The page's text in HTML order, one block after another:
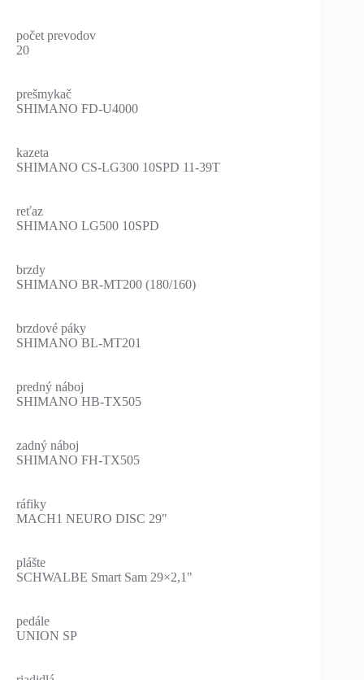
počet prevodov
20
prešmykač
SHIMANO FD-U4000
kazeta
SHIMANO CS-LG300 10SPD 11-39T
reťaz
SHIMANO LG500 10SPD
brzdy
SHIMANO BR-MT200 (180/160)
brzdové páky
SHIMANO BL-MT201
predný náboj
SHIMANO HB-TX505
zadný náboj
SHIMANO FH-TX505
ráfiky
MACH1 NEURO DISC 29"
plášte
SCHWALBE Smart Sam 29×2,1"
pedále
UNION SP